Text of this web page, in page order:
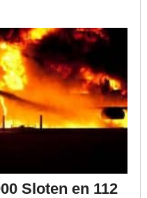
Sloten en 112